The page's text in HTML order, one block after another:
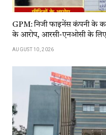
GPM: निजी फाइनेंस कंपनी के
के आरोप, आरसी-एनओसी के लिए
AUGUST 10, 2026